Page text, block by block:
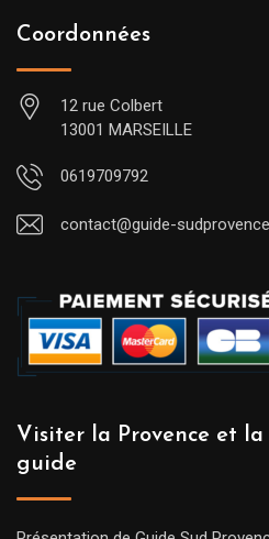
Coordonnées
12 rue Colbert
13001 MARSEILLE
0619709792
contact@guide-
Visiter la Provence et la
guide